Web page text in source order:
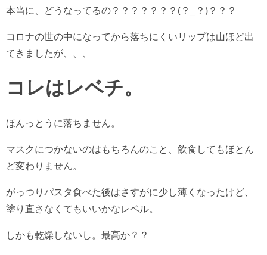
本当に、どうなってるの？？？？？？？(？_？)？？？
コロナの世の中になってから落ちにくいリップは山ほど出
てきましたが、、、
コレはレベチ。
ほんっとうに落ちません。
マスクにつかないのはもちろんのこと、飲食してもほとん
ど変わりません。
がっつりパスタ食べた後はさすがに少し薄くなったけど、
塗り直さなくてもいいかなレベル。
しかも乾燥しないし。最高か？？